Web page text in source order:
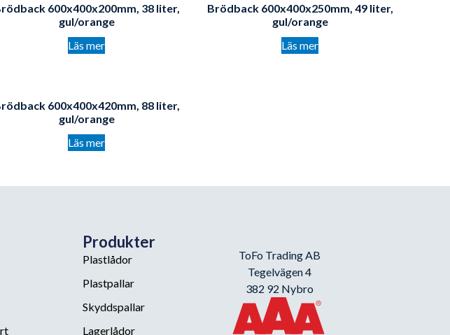
600x400x200mm, 38 liter,
gul/orange
Läs mer
Brödback 600x400x250mm, 49 liter,
gul/orange
Läs mer
600x400x420mm, 88 liter,
gul/orange
Läs mer
Produkter
Plastlådor
Plastpallar
Skyddspallar
Lagerlådor
ToFo Trading AB
Tegelvägen 4
382 92 Nybro